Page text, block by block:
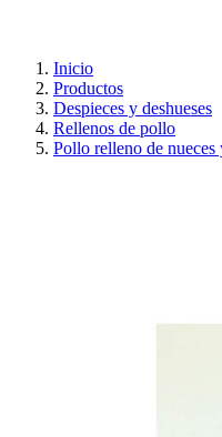
Inicio
Productos
Despieces y deshueses
Rellenos de pollo
Pollo relleno de nueces